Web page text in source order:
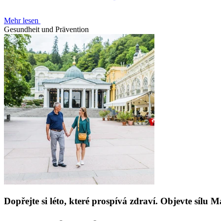
Mehr lesen
Gesundheit und Prävention
Dopřejte si léto, které prospívá zdraví. Objevte sílu